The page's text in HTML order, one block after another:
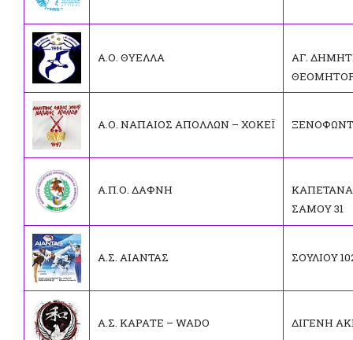
Α.Ο. ΘΥΕΛΛΑ
ΑΓ.
Α.Ο. ΝΑΠΑΙΟΣ ΑΠΟΛΛΩΝ – ΧΟΚΕΪ
Α.Π.Ο. ΔΑΦΝΗ
ΣΑΜΟΥ 31
Α.Σ. ΑΙΑΝΤΑΣ ΣΟΥΛΙΟΥ
Α.Σ. ΚΑΡΑΤΕ – WADO ΔΙΓΕΝΗ